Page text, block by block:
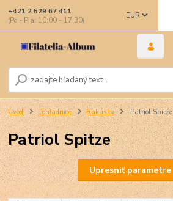
EUR
+421 2 529 67 411
(Po - Pia: 10:00 - 17:30)
Úvod Pohľadnice Rakúsko Patriol Spitze
Patriol Spitze
Upresniť parametre